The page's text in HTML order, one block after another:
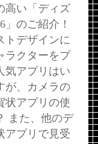
高い「ディズ
」のご紹介！
トデザインに
ラクターをプ
気アプリはい
が、カメラの
状アプリの使
また、他のデ
アプリで見受